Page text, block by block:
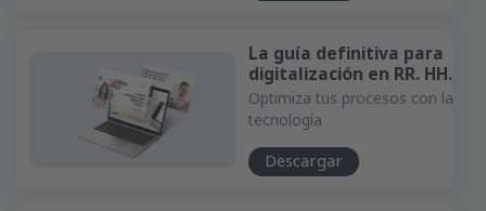
La guía definitiva para
digitalización en RR. HH.
Optimiza tus procesos con la
tecnología
Descargar